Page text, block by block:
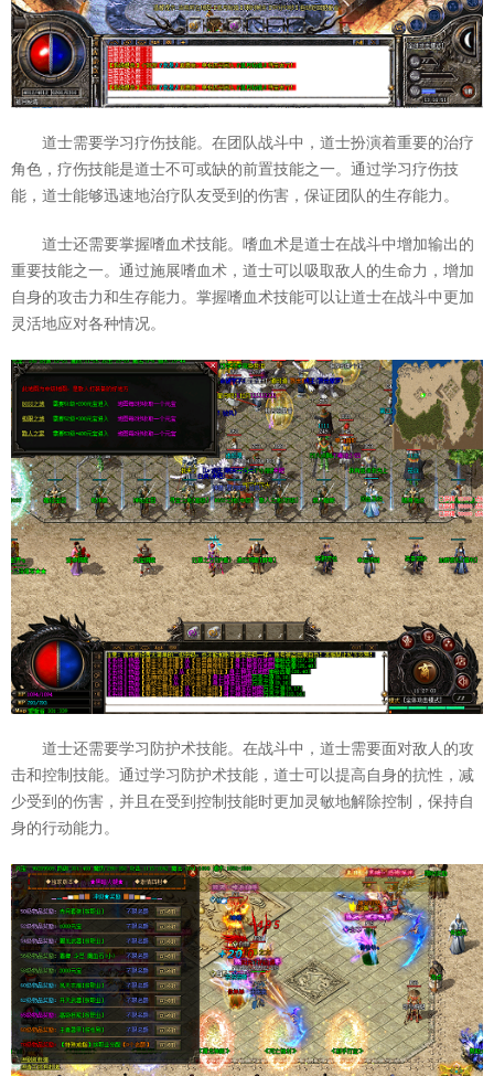
道士需要学习疗伤技能。在团队战斗中，道士扮演着重要的治疗
角色，疗伤技能是道士不可或缺的前置技能之一。通过学习疗伤技
能，道士能够迅速地治疗队友受到的伤害，保证团队的生存能力。
道士还需要掌握嗜血术技能。嗜血术是道士在战斗中增加输出的
重要技能之一。通过施展嗜血术，道士可以吸取敌人的生命力，增加
自身的攻击力和生存能力。掌握嗜血术技能可以让道士在战斗中更加
灵活地应对各种情况。
道士还需要学习防护术技能。在战斗中，道士需要面对敌人的攻
击和控制技能。通过学习防护术技能，道士可以提高自身的抗性，减
少受到的伤害，并且在受到控制技能时更加灵敏地解除控制，保持自
身的行动能力。